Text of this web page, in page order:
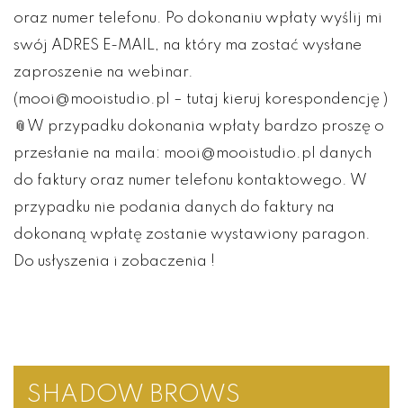
oraz numer telefonu. Po dokonaniu wpłaty wyślij mi
swój ADRES E-MAIL, na który ma zostać wysłane
zaproszenie na webinar.
(mooi@mooistudio.pl – tutaj kieruj korespondencję )
📎W przypadku dokonania wpłaty bardzo proszę o
przesłanie na maila: mooi@mooistudio.pl danych
do faktury oraz numer telefonu kontaktowego. W
przypadku nie podania danych do faktury na
dokonaną wpłatę zostanie wystawiony paragon.
Do usłyszenia i zobaczenia !
SHADOW BROWS